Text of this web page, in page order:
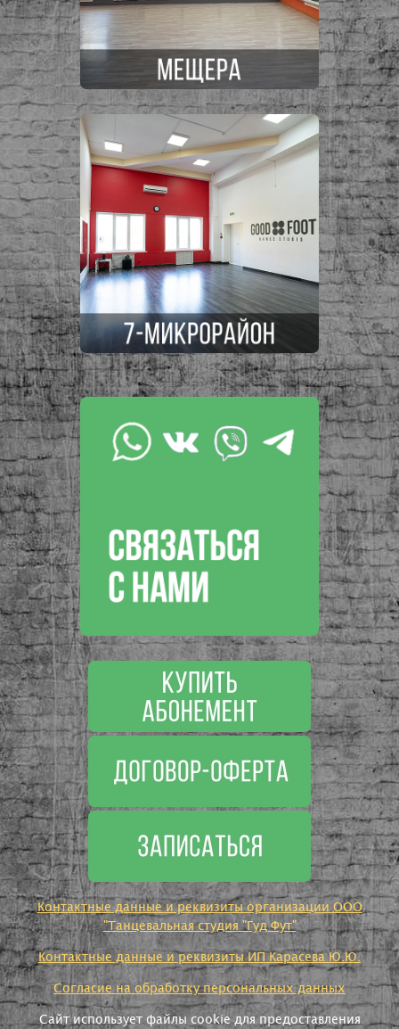
Контактные данные и реквизиты организации ООО
"Танцевальная студия "Гуд Фут"
Контактные данные и реквизиты ИП Карасева Ю.Ю.
Согласие на обработку персональных данных
Сайт использует файлы cookie для предоставления